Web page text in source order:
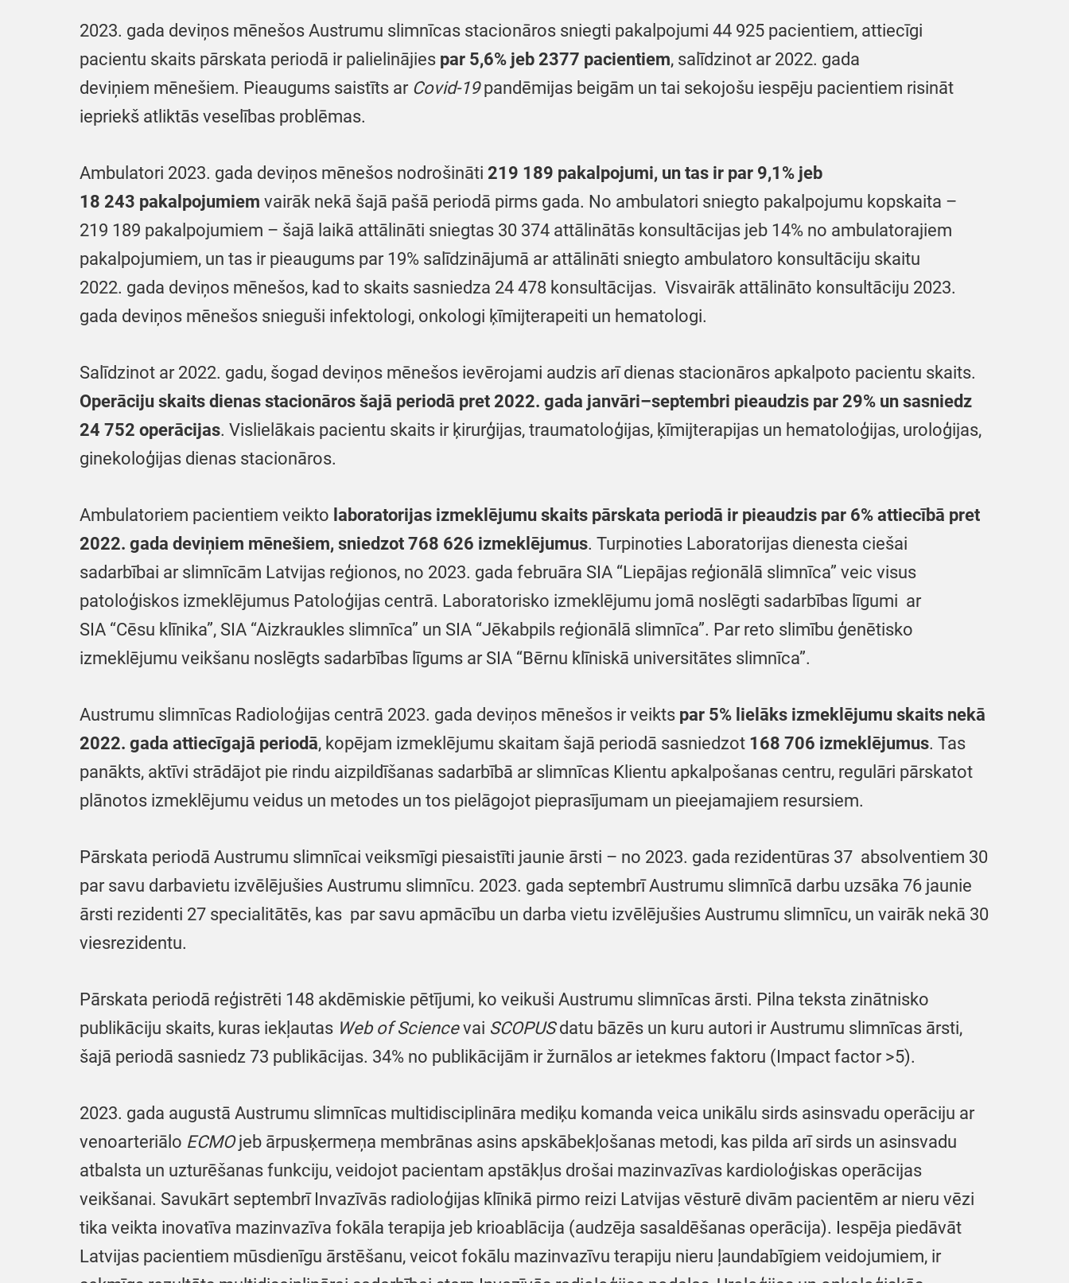
2023. gada deviņos mēnešos Austrumu slimnīcas stacionāros sniegti pakalpojumi 44 925 pacientiem, attiecīgi
pacientu skaits pārskata periodā ir palielinājies par 5,6% jeb 2377 pacientiem, salīdzinot ar 2022. gada
deviņiem mēnešiem. Pieaugums saistīts ar Covid-19pandēmijas beigām un tai sekojošu iespēju pacientiem risināt
iepriekš atliktās veselības problēmas.
Ambulatori 2023. gada deviņos mēnešos nodrošināti 219 189 pakalpojumi, un tas ir par 9,1% jeb
18 243 pakalpojumiem vairāk nekā šajā pašā periodā pirms gada. No ambulatori sniegto pakalpojumu kopskaita –
219 189 pakalpojumiem – šajā laikā attālināti sniegtas 30 374 attālinātās konsultācijas jeb 14% no ambulatorajiem
pakalpojumiem, un tas ir pieaugums par 19% salīdzinājumā ar attālināti sniegto ambulatoro konsultāciju skaitu
2022. gada deviņos mēnešos, kad to skaits sasniedza 24 478 konsultācijas. Visvairāk attālināto konsultāciju 2023.
gada deviņos mēnešos snieguši infektologi, onkologi ķīmijterapeiti un hematologi.
Salīdzinot ar 2022. gadu, šogad deviņos mēnešos ievērojami audzis arī dienas stacionāros apkalpoto pacientu skaits.
Operāciju skaits dienas stacionāros šajā periodā pret 2022. gada janvāri–septembri pieaudzis par 29% un sasniedz
24 752 operācijas. Vislielākais pacientu skaits ir ķirurģijas, traumatoloģijas, ķīmijterapijas un hematoloģijas, uroloģijas,
ginekoloģijas dienas stacionāros.
Ambulatoriem pacientiem veikto laboratorijas izmeklējumu skaits pārskata periodā ir pieaudzis par 6% attiecībā pret
2022. gada deviņiem mēnešiem, sniedzot 768 626 izmeklējumus. Turpinoties Laboratorijas dienesta ciešai
sadarbībai ar slimnīcām Latvijas reģionos, no 2023. gada februāra SIA “Liepājas reģionālā slimnīca” veic visus
patoloģiskos izmeklējumus Patoloģijas centrā. Laboratorisko izmeklējumu jomā noslēgti sadarbības līgumi ar
SIA “Cēsu klīnika”, SIA “Aizkraukles slimnīca” un SIA “Jēkabpils reģionālā slimnīca”. Par reto slimību ģenētisko
izmeklējumu veikšanu noslēgts sadarbības līgums ar SIA “Bērnu klīniskā universitātes slimnīca”.
Austrumu slimnīcas Radioloģijas centrā 2023. gada deviņos mēnešos ir veikts par 5% lielāks izmeklējumu skaits nekā
2022. gada attiecīgajā periodā, kopējam izmeklējumu skaitam šajā periodā sasniedzot 168 706 izmeklējumus. Tas
panākts, aktīvi strādājot pie rindu aizpildīšanas sadarbībā ar slimnīcas Klientu apkalpošanas centru, regulāri pārskatot
plānotos izmeklējumu veidus un metodes un tos pielāgojot pieprasījumam un pieejamajiem resursiem.
Pārskata periodā Austrumu slimnīcai veiksmīgi piesaistīti jaunie ārsti – no 2023. gada rezidentūras 37 absolventiem 30
par savu darbavietu izvēlējušies Austrumu slimnīcu. 2023. gada septembrī Austrumu slimnīcā darbu uzsāka 76 jaunie
ārsti rezidenti 27 specialitātēs, kas par savu apmācību un darba vietu izvēlējušies Austrumu slimnīcu, un vairāk nekā 30
viesrezidentu.
Pārskata periodā reģistrēti 148 akdēmiskie pētījumi, ko veikuši Austrumu slimnīcas ārsti. Pilna teksta zinātnisko
publikāciju skaits, kuras iekļautas Web of Sciencevai SCOPUSdatu bāzēs un kuru autori ir Austrumu slimnīcas ārsti,
šajā periodā sasniedz 73 publikācijas. 34% no publikācijām ir žurnālos ar ietekmes faktoru (Impact factor >5).
2023. gada augustā Austrumu slimnīcas multidisciplināra mediķu komanda veica unikālu sirds asinsvadu operāciju ar
venoarteriālo ECMOjeb ārpusķermeņa membrānas asins apskābekļošanas metodi, kas pilda arī sirds un asinsvadu
atbalsta un uzturēšanas funkciju, veidojot pacientam apstākļus drošai mazinvazīvas kardioloģiskas operācijas
veikšanai. Savukārt septembrī Invazīvās radioloģijas klīnikā pirmo reizi Latvijas vēsturē divām pacientēm ar nieru vēzi
tika veikta inovatīva mazinvazīva fokāla terapija jeb krioablācija (audzēja sasaldēšanas operācija). Iespēja piedāvāt
Latvijas pacientiem mūsdienīgu ārstēšanu, veicot fokālu mazinvazīvu terapiju nieru ļaundabīgiem veidojumiem, ir